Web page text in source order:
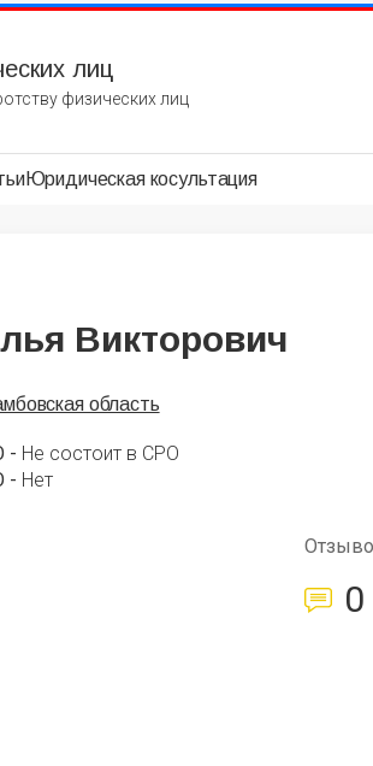
лиц
физических лиц
Юридическая косультация
Викторович
область
- Не состоит в СРО
- Нет
0